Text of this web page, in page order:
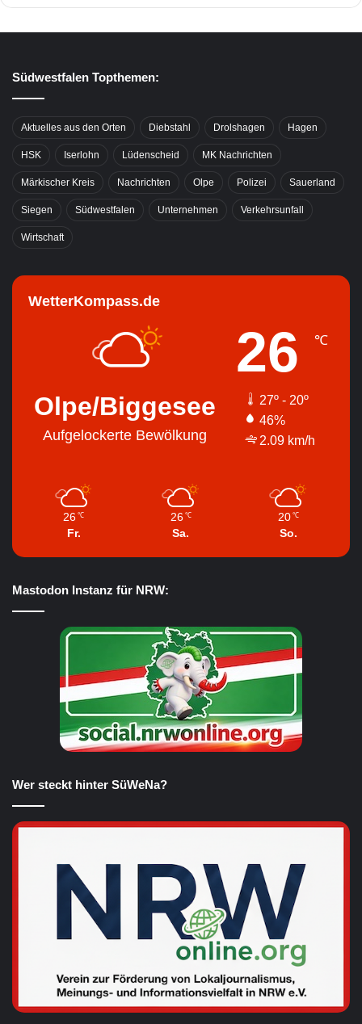
Südwestfalen Topthemen:
Aktuelles aus den Orten Diebstahl Drolshagen Hagen
HSK Iserlohn Lüdenscheid MK Nachrichten
Märkischer Kreis Nachrichten Olpe Polizei Sauerland
Siegen Südwestfalen Unternehmen Verkehrsunfall
Wirtschaft
WetterKompass.de
Olpe/Biggesee
Aufgelockerte Bewölkung
26 ℃
27º - 20º
46%
2.09 km/h
26 ℃
Fr.
26 ℃
Sa.
20 ℃
So.
Mastodon Instanz für NRW:
Wer steckt hinter SüWeNa?